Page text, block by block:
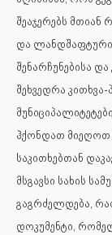
შეაჯერებს
და ლანდშაფტური
შენარჩუნებისა
შეხვედრა
ჰქონდათ მიეღოთ
საკითხებთან
მსგავსი სახის
გაგრძელდება,
დოკუმენტი,